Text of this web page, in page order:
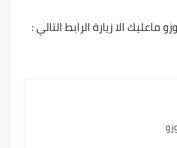
الا زيارة الرابط التالي :